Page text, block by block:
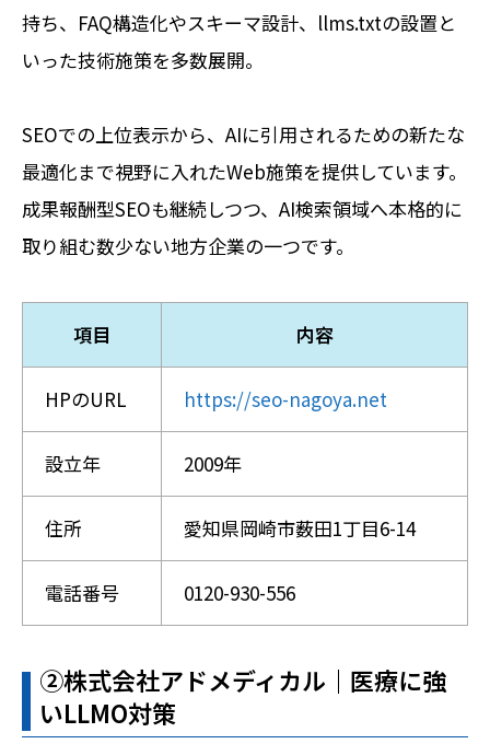
持ち、FAQ構造化やスキーマ設計、llms.txtの設置と
いった技術施策を多数展開。
SEOでの上位表示から、AIに引用されるための新たな
最適化まで視野に入れたWeb施策を提供しています。
成果報酬型SEOも継続しつつ、AI検索領域へ本格的に
取り組む数少ない地方企業の一つです。
項目 内容
HPのURL https://seo-nagoya.net
設立年 2009年
住所 愛知県岡崎市薮田1丁目6-14
電話番号 0120-930-556
➁株式会社アドメディカル｜医療に強
いLLMO対策